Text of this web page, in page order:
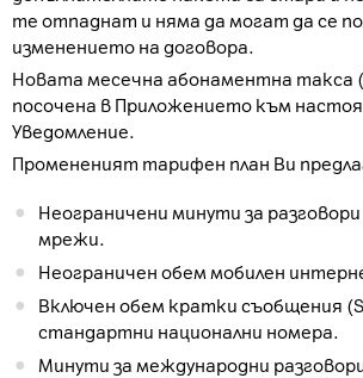
те отпаднат и няма да могат да се
изменението на договора.
Новата месечна абонаментна такса
посочена в Приложението към
Уведомление.
Промененият тарифен план Ви
Неограничени минути за
мрежи.
Неограничен обем мобилен
Включен обем кратки съобщения
стандартни национални номера.
Минути за международни